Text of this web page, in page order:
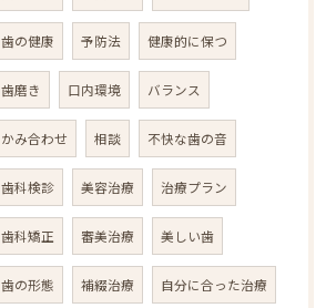
歯の健康 予防法 健康的に保つ
歯磨き 口内環境 バランス
かみ合わせ 相談 不快な歯の音
歯科検診 美容治療 治療プラン
歯科矯正 審美治療 美しい歯
歯の形態 補綴治療 自分に合った治療